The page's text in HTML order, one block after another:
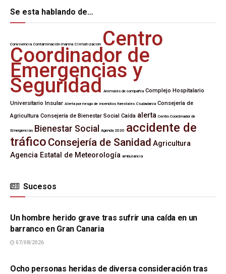
Se esta hablando de…
Convivencia Contaminación marina Climatización Centro
Coordinador de
Emergencias y
Seguridad Animales de compañía Complejo Hospitalario
Universitario Insular Alerta por riesgo de incendios forestales Ciudadanía Consejería de
Agricultura Consejería de Bienestar Social Caída alerta Centro Coordinador de
Emergencias Bienestar Social Agenda 2030 accidente de
tráfico Consejería de Sanidad Agricultura
Agencia Estatal de Meteorología ambulancia
Sucesos
SUCESOS
Un hombre herido grave tras sufrir una caída en un
barranco en Gran Canaria
07/08/2026
Ocho personas heridas de diversa consideración tras